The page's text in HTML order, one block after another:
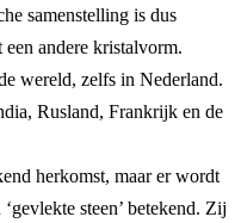
samenstelling is dus
andere kristalvorm.
wereld, zelfs in Nederland.
Rusland, Frankrijk en de
herkomst, maar er wordt
steen’ betekend. Zij